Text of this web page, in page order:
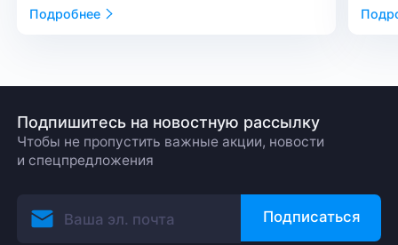
Подробнее
Подпишитесь на новостную рассылку
Чтобы не пропустить важные акции, новости
и спецпредложения
Подписаться